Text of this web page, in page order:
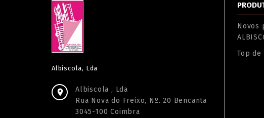
Albiscola, Lda

Albiscola , Lda
Rua Nova do Freixo, Nº. 20 Bencanta
3045-100 Coimbra
Novos
Top de